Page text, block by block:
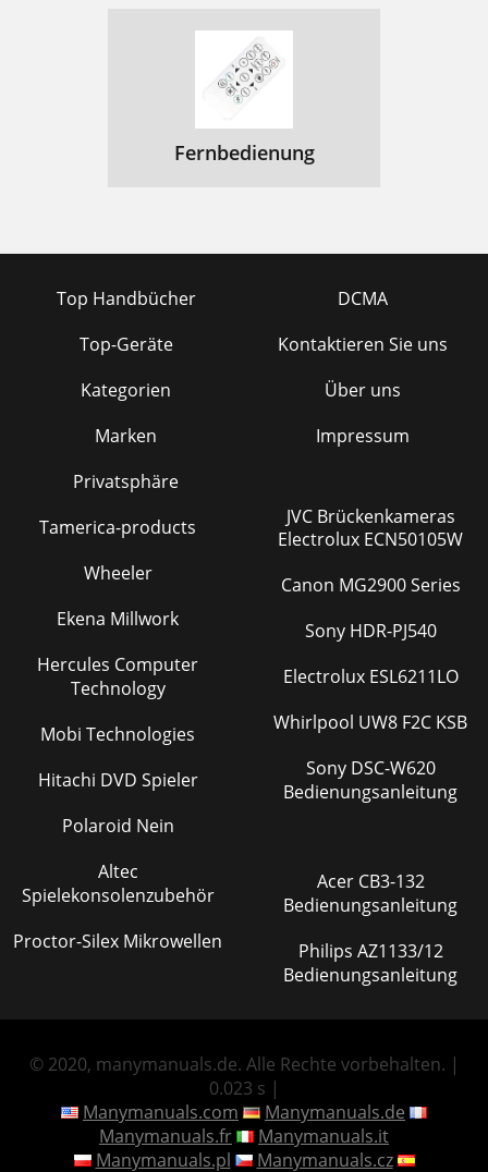
Fernbedienung
Top Handbücher
Top-Geräte
Kategorien
Marken
Privatsphäre
DCMA
Kontaktieren Sie uns
Über uns
Impressum
Tamerica-products
Wheeler
Ekena Millwork
Hercules Computer
Technology
Mobi Technologies
Hitachi DVD Spieler
Polaroid Nein
Altec
Spielekonsolenzubehör
Proctor-Silex Mikrowellen
JVC Brückenkameras
Electrolux ECN50105W
Canon MG2900 Series
Sony HDR-PJ540
Electrolux ESL6211LO
Whirlpool UW8 F2C KSB
Sony DSC-W620
Bedienungsanleitung
Acer CB3-132
Bedienungsanleitung
Philips AZ1133/12
Bedienungsanleitung
© 2020, manymanuals.de. Alle Rechte vorbehalten. |
0.023 s |
Manymanuals.com
Manymanuals.de
Manymanuals.fr
Manymanuals.it
Manymanuals.pl
Manymanuals.cz